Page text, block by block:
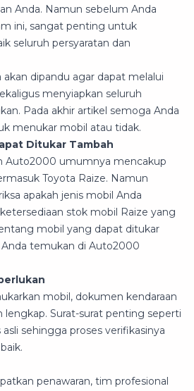
Anda. Namun sebelum Anda
ini, sangat penting untuk
seluruh persyaratan dan
akan dipandu agar dapat melalui
menyiapkan seluruh
Pada akhir artikel semoga Anda
menukar mobil atau tidak.
Ditukar Tambah
Auto2000 umumnya mencakup
Toyota Raize. Namun
apakah jenis mobil Anda
stok mobil Raize yang
mobil yang dapat ditukar
temukan di Auto2000
mobil, dokumen kendaraan
lengkap. Surat-surat penting seperti
sehingga proses verifikasinya
penawaran, tim profesional